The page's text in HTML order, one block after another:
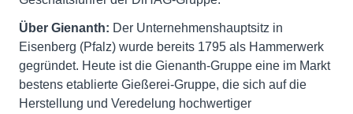
Über Gienanth: Der Unternehmenshauptsitz in
Eisenberg (Pfalz) wurde bereits 1795 als Hammerwerk
gegründet. Heute ist die Gienanth-Gruppe eine im Markt
bestens etablierte Gießerei-Gruppe, die sich auf die
Herstellung und Veredelung hochwertiger